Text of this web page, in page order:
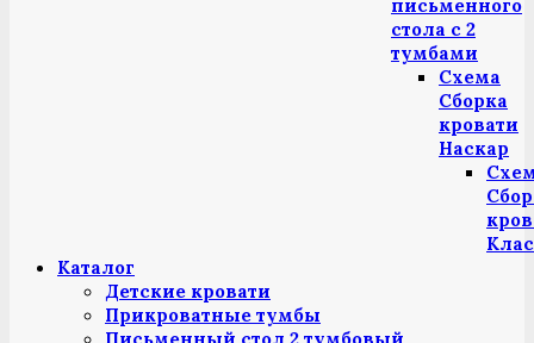
письменного
стола с 2
тумбами
Схема
Сборка
кровати
Наскар
Каталог
Детские кровати
Прикроватные тумбы